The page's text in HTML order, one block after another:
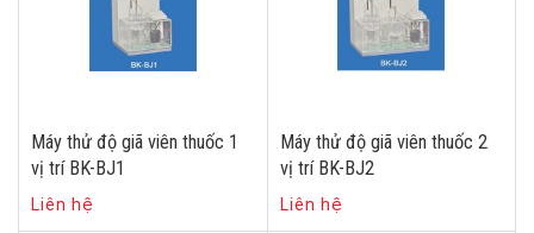
Máy thử độ giã viên thuốc 1
vị trí BK-BJ1
Liên hệ
Máy thử độ giã viên thuốc 2
vị trí BK-BJ2
Liên hệ